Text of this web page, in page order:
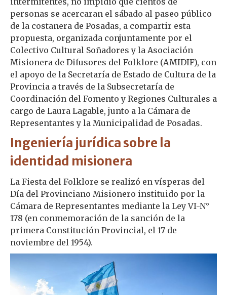
personas se acercaran el sábado al paseo público
de la costanera de Posadas, a compartir esta
propuesta, organizada conjuntamente por el
Colectivo Cultural Soñadores y la Asociación
Misionera de Difusores del Folklore (AMIDIF), con
el apoyo de la Secretaría de Estado de Cultura de la
Provincia a través de la Subsecretaría de
Coordinación del Fomento y Regiones Culturales a
cargo de Laura Lagable, junto a la Cámara de
Representantes y la Municipalidad de Posadas.
Ingeniería jurídica sobre la
identidad misionera
La Fiesta del Folklore se realizó en vísperas del
Día del Provinciano Misionero instituido por la
Cámara de Representantes mediante la Ley VI-N°
178 (en conmemoración de la sanción de la
primera Constitución Provincial, el 17 de
noviembre del 1954).